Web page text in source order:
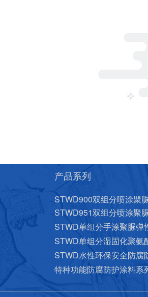
产品系列
STWD900双组分喷涂聚
STWD951双组分喷涂聚
STWD单组分手涂聚脲弹
STWD单组分湿固化聚氨
STWD水性环保安全防腐
特种功能防腐防护涂料系